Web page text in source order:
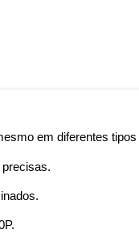
em diferentes tipos